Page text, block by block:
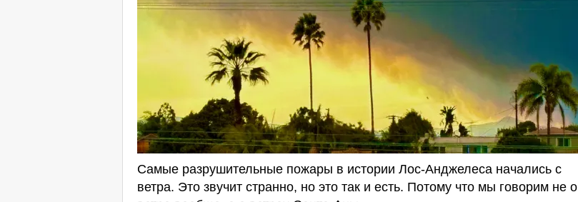
Самые разрушительные пожары в истории Лос-Анджелеса начались с
ветра. Это звучит странно, но это так и есть. Потому что мы говорим не о